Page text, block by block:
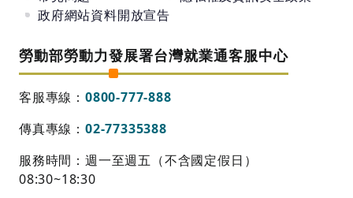
政府網站資料開放宣告
勞動部勞動力發展署台灣就業通客服中心
客服專線： 0800-777-888
傳真專線： 02-77335388
服務時間：週一至週五（不含國定假日）
08:30~18:30